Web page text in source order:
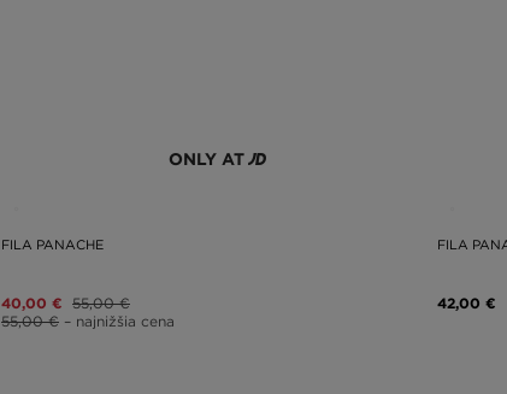
ONLY AT
FILA PANACHE
40,00 € 55,00 €
55,00 € – najnižšia cena
FILA
42,00 €